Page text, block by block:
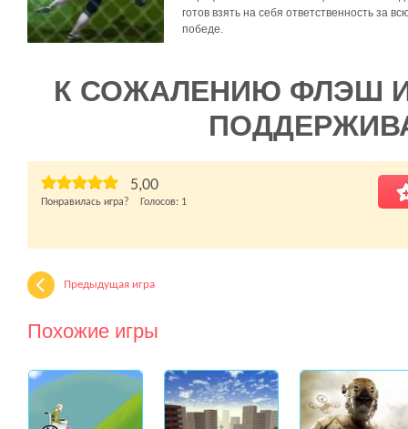
готов взять на себя ответственность за
победе.
К СОЖАЛЕНИЮ ФЛЭШ
5,00
Понравилась игра? Голосов: 1
Предыдущая игра
Похожие игры